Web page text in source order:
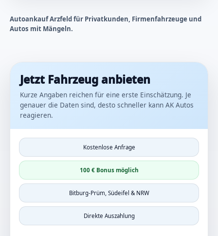
Autoankauf Arzfeld für Privatkunden, Firmenfahrzeuge und
Autos mit Mängeln.
Jetzt Fahrzeug anbieten
Kurze Angaben reichen für eine erste Einschätzung. Je
genauer die Daten sind, desto schneller kann AK Autos
reagieren.
Kostenlose Anfrage
100 € Bonus möglich
Bitburg-Prüm, Südeifel & NRW
Direkte Auszahlung